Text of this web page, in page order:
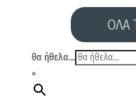
ΟΛΑ
θα ήθελα...
×